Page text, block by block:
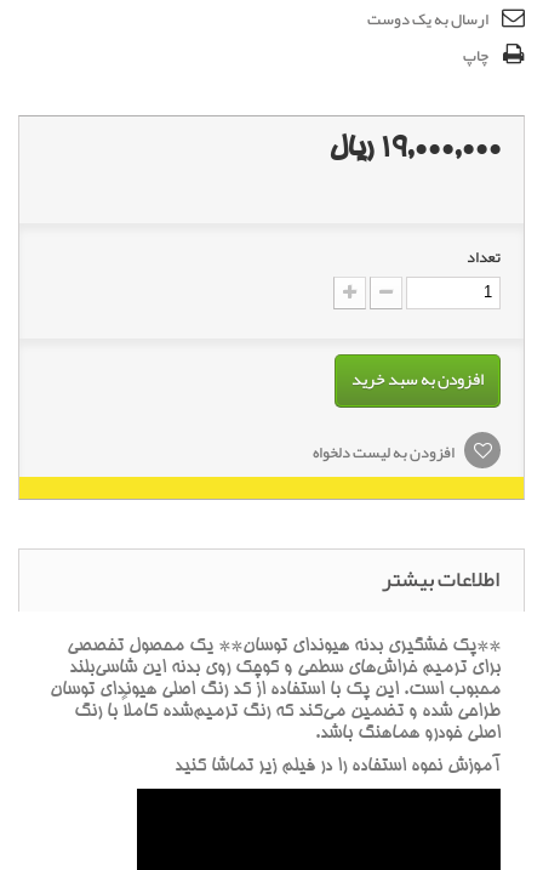
ارسال به یک دوست
چاپ
19,000,000 ریال
تعداد
افزودن به سبد خرید
افزودن به لیست دلخواه
اطلاعات بیشتر
**پک خشگيري بدنه هيونداي توسان** يک محصول تخصصي
براي ترميم خراش‌هاي سطحي و کوچک روي بدنه اين شاسي‌بلند
محبوب است. اين پک با استفاده از کد رنگ اصلي هيونداي توسان
طراحي شده و تضمين مي‌کند که رنگ ترميم‌شده کاملاً با رنگ
اصلي خودرو هماهنگ باشد.
آموزش نحوه استفاده را در فيلم زير تماشا کنيد